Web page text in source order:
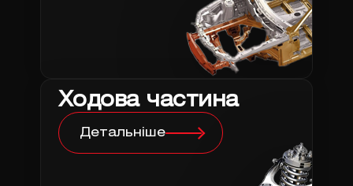
Ходова частина
Детальніше